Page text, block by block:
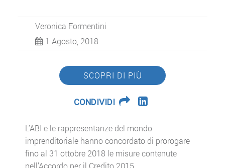
Veronica Formentini
1 Agosto, 2018
SCOPRI DI PIÙ
CONDIVIDI
L’ABI e le rappresentanze del mondo
imprenditoriale hanno concordato di prorogare
fino al 31 ottobre 2018 le misure contenute
nell’Accordo per il Credito 2015.